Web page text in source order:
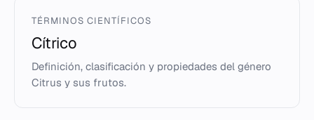
TÉRMINOS CIENTÍFICOS
Cítrico
Definición, clasificación y propiedades del género
Citrus y sus frutos.